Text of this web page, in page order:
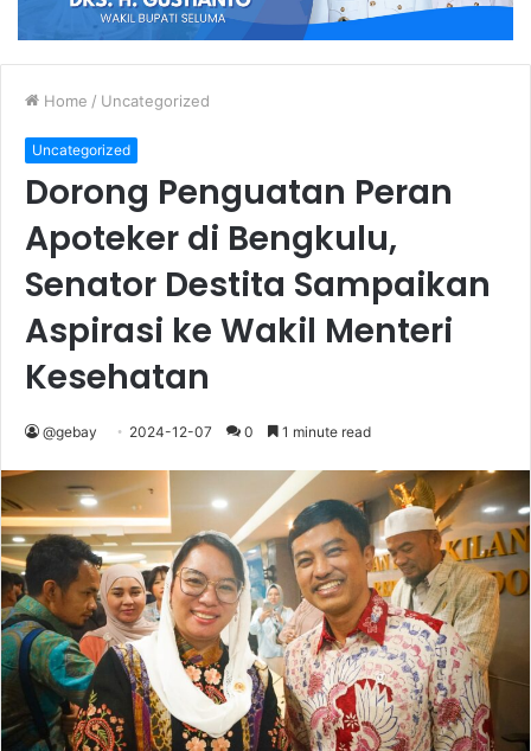
Home / Uncategorized
Uncategorized
Dorong Penguatan Peran
Apoteker di Bengkulu,
Senator Destita Sampaikan
Aspirasi ke Wakil Menteri
Kesehatan
@gebay 2024-12-07 0 1 minute read